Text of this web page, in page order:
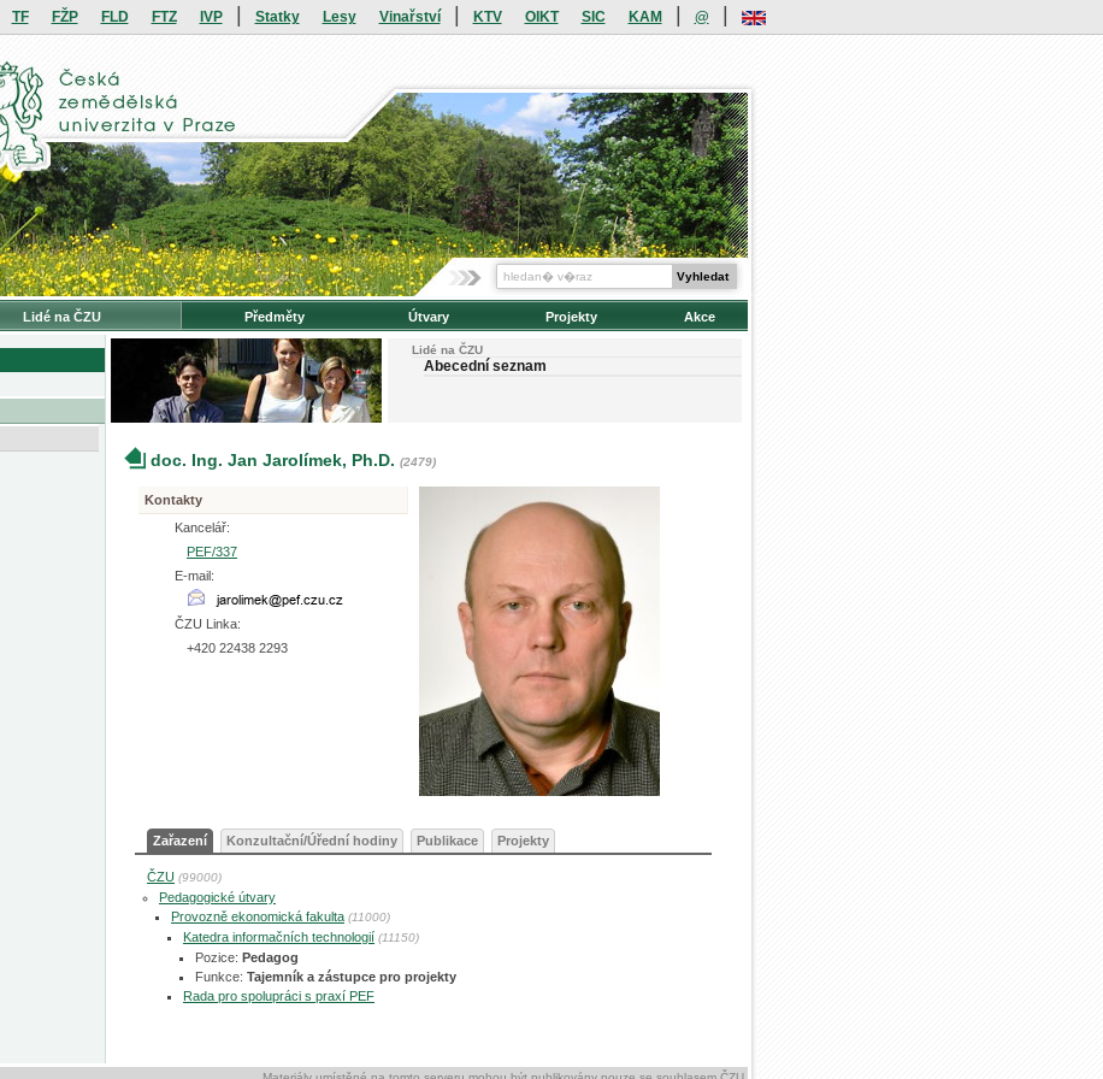
TF FŽP FLD FTZ IVP Statky Lesy Vinařství KTV OIKT SIC KAM @
Lidé na ČZU Předměty Útvary Projekty Akce
Lidé na ČZU
Abecední seznam
doc. Ing. Jan Jarolímek, Ph.D. (2479)
Kontakty
Kancelář:
PEF/337
E-mail:
ČZU Linka:
+420 22438 2293
Zařazení Konzultační/Úřední hodiny Publikace Projekty
ČZU (99000)
Pedagogické útvary
Provozně ekonomická fakulta (11000)
Katedra informačních technologií (11150)
Pozice: Pedagog
Funkce: Tajemník a zástupce pro projekty
Rada pro spolupráci s praxí PEF